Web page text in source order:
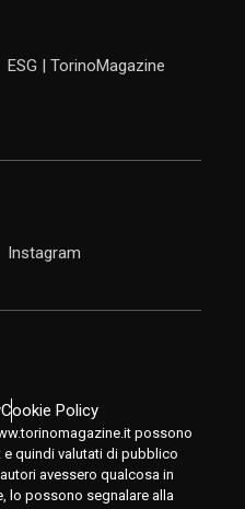
ESG | TorinoMagazine
Instagram
Cookie Policy
possono
quindi valutati di pubblico
avessero qualcosa in
lo possono segnalare alla